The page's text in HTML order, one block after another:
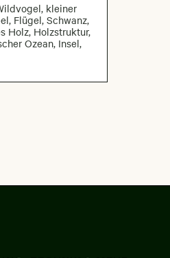
kleiner
Flügel, Schwanz,
Holz, Holzstruktur,
Ozean, Insel,